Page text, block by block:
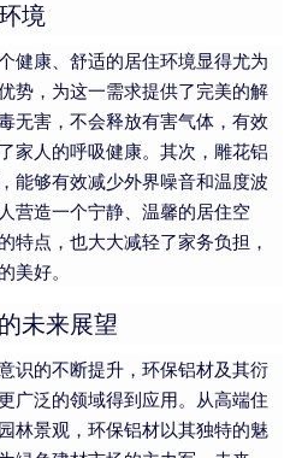
境
健康、舒适的居住环境显得尤为
势，为这一需求提供了完美的解
无害，不会释放有害气体，有效
家人的呼吸健康。其次，雕花铝
能够有效减少外界噪音和温度波
营造一个宁静、温馨的居住空
特点，也大大减轻了家务负担，
美好。
未来展望
识的不断提升，环保铝材及其衍
广泛的领域得到应用。从高端住
林景观，环保铝材以其独特的魅